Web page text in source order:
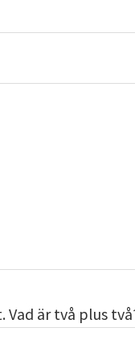
Vad är två plus